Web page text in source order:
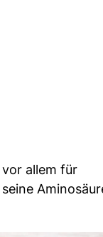
allem für